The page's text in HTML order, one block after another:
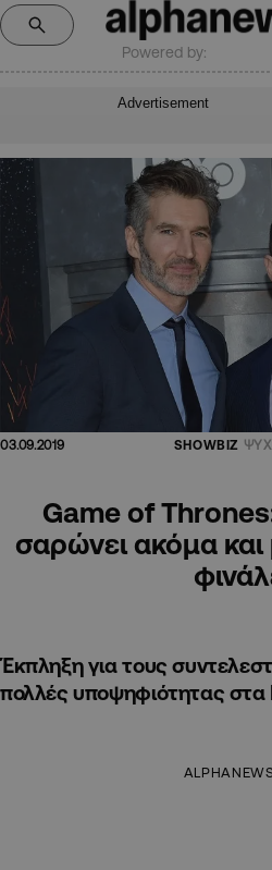
Powered by:
Advertisement
03.09.2019 SHOWBIZ
Game of
σαρώνει ακόμα
Έκπληξη για τους
πολλές υποψηφιότητας